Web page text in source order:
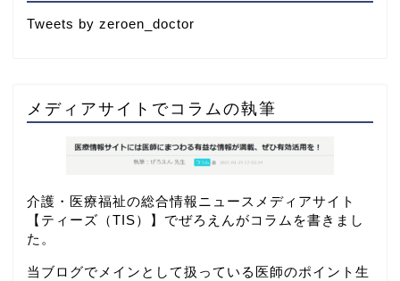
Tweets by zeroen_doctor
メディアサイトでコラムの執筆
介護・医療福祉の総合情報ニュースメディアサイト
【 ティーズ（TIS）
】でぜろえんがコラムを書きまし
た。
当ブログでメインとして扱っている医師のポイント生